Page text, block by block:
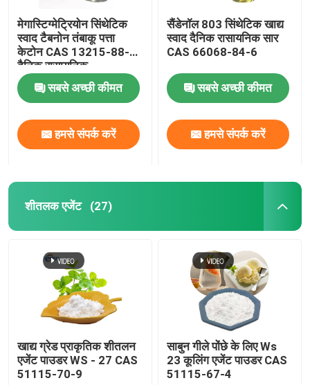
मेगास्टिग्मेट्रियोन सिंथेटिक
स्वाद टैबनोन तंबाकू पत्ता
केटोन CAS 13215-88-8
दैनिक रासायनिक
सबसे अच्छी कीमत
हमसे संपर्क करें
सैंडेनॉल 803 सिंथेटिक खाद्य
स्वाद दैनिक रासायनिक सार
CAS 66068-84-6
सबसे अच्छी कीमत
हमसे संपर्क करें
शीतलक एजेंट (27)
खाद्य ग्रेड प्राकृतिक शीतलन
एजेंट पाउडर WS - 27 CAS
51115-70-9
साबुन गीले पोंछे के लिए Ws
23 कूलिंग एजेंट पाउडर CAS
51115-67-4